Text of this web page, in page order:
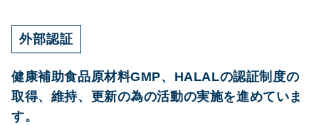
外部認証
健康補助食品原材料GMP、HALALの認証制度の
取得、維持、更新の為の活動の実施を進めていま
す。